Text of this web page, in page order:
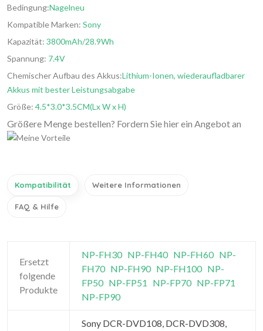
Bedingung:Nagelneu
Kompatible Marken: Sony
Kapazität: 3800mAh/28.9Wh
Spannung: 7.4V
Chemischer Aufbau des Akkus:Lithium-Ionen, wiederaufladbarer
Akkus mit bester Leistungsabgabe
Größe: 4.5*3.0*3.5CM(Lx W x H)
Größere Menge bestellen? Fordern Sie hier ein Angebot an
Kompatibilität Weitere Informationen
FAQ & Hilfe
Ersetzt
folgende
Produkte
NP-FH30 NP-FH40 NP-FH60 NP-
FH70 NP-FH90 NP-FH100 NP-
FP50 NP-FP51 NP-FP70 NP-FP71
NP-FP90
Sony DCR-DVD108, DCR-DVD308,